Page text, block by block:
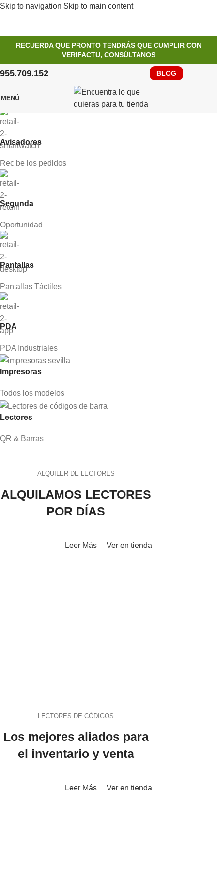
Skip to navigation Skip to main content
RECUERDA QUE PRONTO TENDRÁS QUE CUMPLIR CON
VERIFACTU, CONSÚLTANOS
955.709.152 BLOG
MENÚ
Avisadores
Recibe los pedidos
Segunda
Oportunidad
Pantallas
Pantallas Táctiles
PDA
PDA Industriales
Impresoras
Todos los modelos
Lectores
QR & Barras
ALQUILER DE LECTORES
ALQUILAMOS LECTORES
POR DÍAS
Leer Más Ver en tienda
LECTORES DE CÓDIGOS
Los mejores aliados para
el inventario y venta
Leer Más Ver en tienda